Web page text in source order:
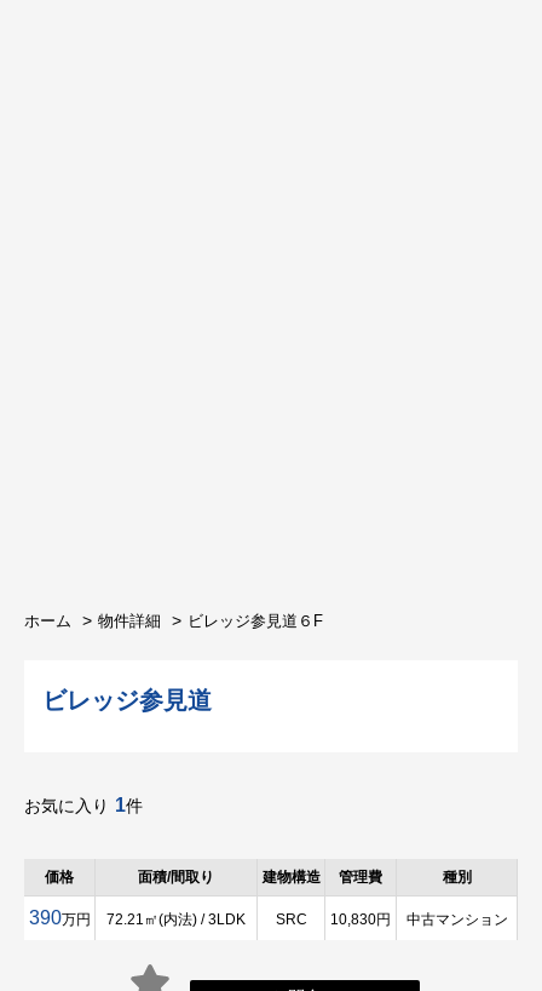
ホーム 物件詳細 ビレッジ参見道６F
ビレッジ参見道
お気に入り 1件
価格 面積/間取り 建物構造 管理費 種別
390万円 72.21㎡(内法) / 3LDK SRC 10,830円 中古マンション